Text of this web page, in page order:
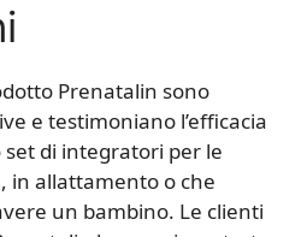
Prenatalin sono
e testimoniano l’efficacia
di integratori per le
in allattamento o che
un bambino. Le clienti